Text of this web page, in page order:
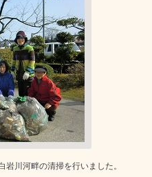
川河畔の清掃を行いました。